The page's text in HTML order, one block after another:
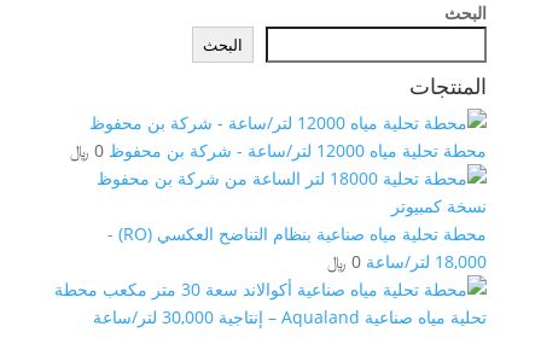
البحث
البحث
المنتجات
محطة تحلية مياه 12000 لتر/ساعة - شركة بن محفوظ 0 ﷼
محطة تحلية مياه صناعية بنظام التناضح العكسي (RO) -
18,000 لتر/ساعة
0 ﷼
محطة
تحلية مياه صناعية Aqualand – إنتاجية 30,000 لتر/ساعة